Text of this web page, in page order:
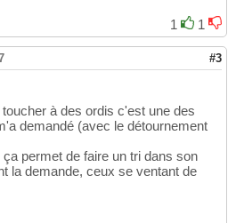
1
1
#3
à des ordis c'est une des
demandé (avec le détournement
permet de faire un tri dans son
la demande, ceux se ventant de